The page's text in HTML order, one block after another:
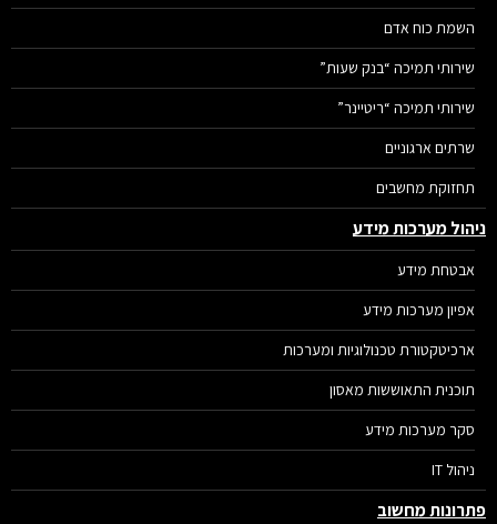
השמת כוח אדם
שירותי תמיכה “בנק שעות”
שירותי תמיכה “ריטיינר”
שרתים ארגוניים
תחזוקת מחשבים
מערכות מידע
אבטחת מידע
אפיון מערכות מידע
ארכיטקטורת טכנולוגיות ומערכות
תוכנית התאוששות מאסון
סקר מערכות מידע
ניהול IT
מחשוב